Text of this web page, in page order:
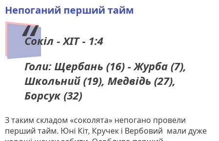
Непоганий перший тайм
Сокіл - ХІТ - 1:4
Голи: Щербань (16) - Журба (7),
Школьний (19), Медвідь (27),
Борсук (32)
З таким складом «соколята» непогано провели
перший тайм. Юні Кіт, Кручек і Вербовий мали дуже